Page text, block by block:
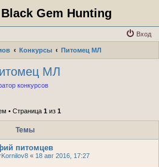
Gem Hunting
Вход
Конкурсы Питомец МЛ
МЛ
конкурсов
• Страница 1из 1
Темы
питомцев
« 18 авг 2016, 17:27